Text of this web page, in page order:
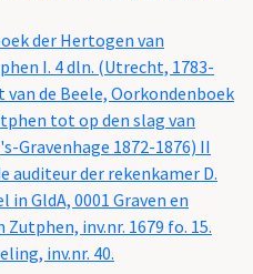
der Hertogen van
I. 4 dln. (Utrecht, 1783-
van de Beele, Oorkondenboek
tot op den slag van
Gravenhage 1872-1876) II
auditeur der rekenkamer D.
in GldA, 0001 Graven en
inv.nr. 1679 fo. 15.
inv.nr. 40.